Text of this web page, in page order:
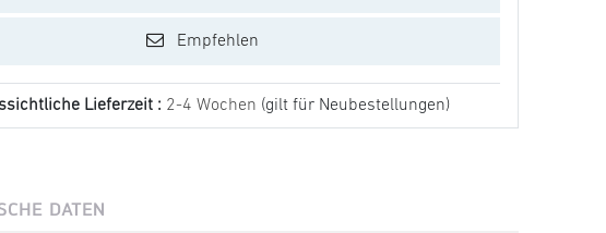
Empfehlen
Lieferzeit : 2-4 Wochen (gilt für Neubestellungen)
DATEN